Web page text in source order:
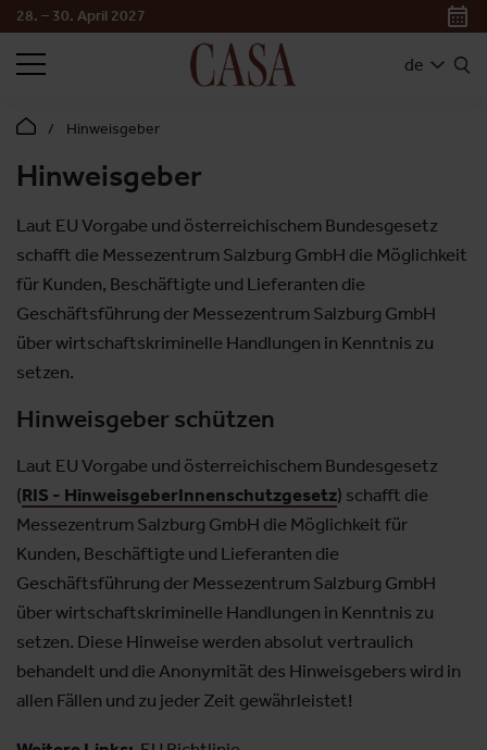
28. – 30. April 2027
de
SUCHEN
Hinweisgeber
Hinweisgeber
Laut EU Vorgabe und österreichischem Bundesgesetz
schafft die Messezentrum Salzburg GmbH die Möglichkeit
für Kunden, Beschäftigte und Lieferanten die
Geschäftsführung der Messezentrum Salzburg GmbH
über wirtschaftskriminelle Handlungen in Kenntnis zu
setzen.
Hinweisgeber schützen
Laut EU Vorgabe und österreichischem Bundesgesetz
(RIS - HinweisgeberInnenschutzgesetz) schafft die
Messezentrum Salzburg GmbH die Möglichkeit für
Kunden, Beschäftigte und Lieferanten die
Geschäftsführung der Messezentrum Salzburg GmbH
über wirtschaftskriminelle Handlungen in Kenntnis zu
setzen. Diese Hinweise werden absolut vertraulich
behandelt und die Anonymität des Hinweisgebers wird in
allen Fällen und zu jeder Zeit gewährleistet!